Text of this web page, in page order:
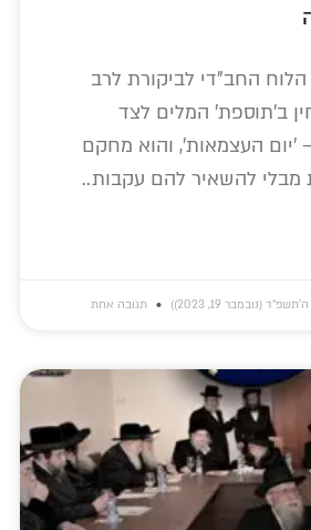
החב"די לביקורת לרב
ב'תוספת' המלים לצד
'יום העצמאות', והוא מחקם
מבלי להשאיר להם עקבות..
(נובמבר 19, 2023)) תגובה אחת